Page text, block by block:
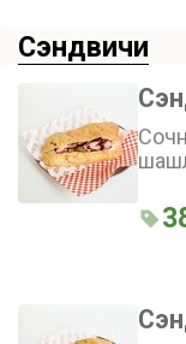
Сэндвичи